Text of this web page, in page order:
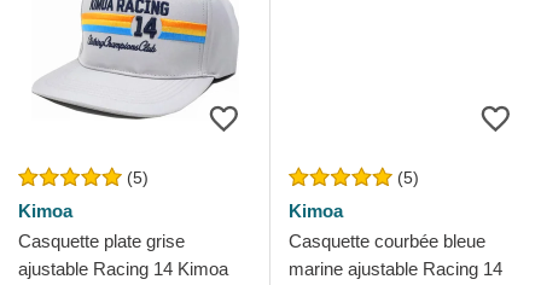
(5)
Kimoa
Casquette plate grise
ajustable Racing 14 Kimoa
(5)
Kimoa
Casquette courbée bleue
marine ajustable Racing 14